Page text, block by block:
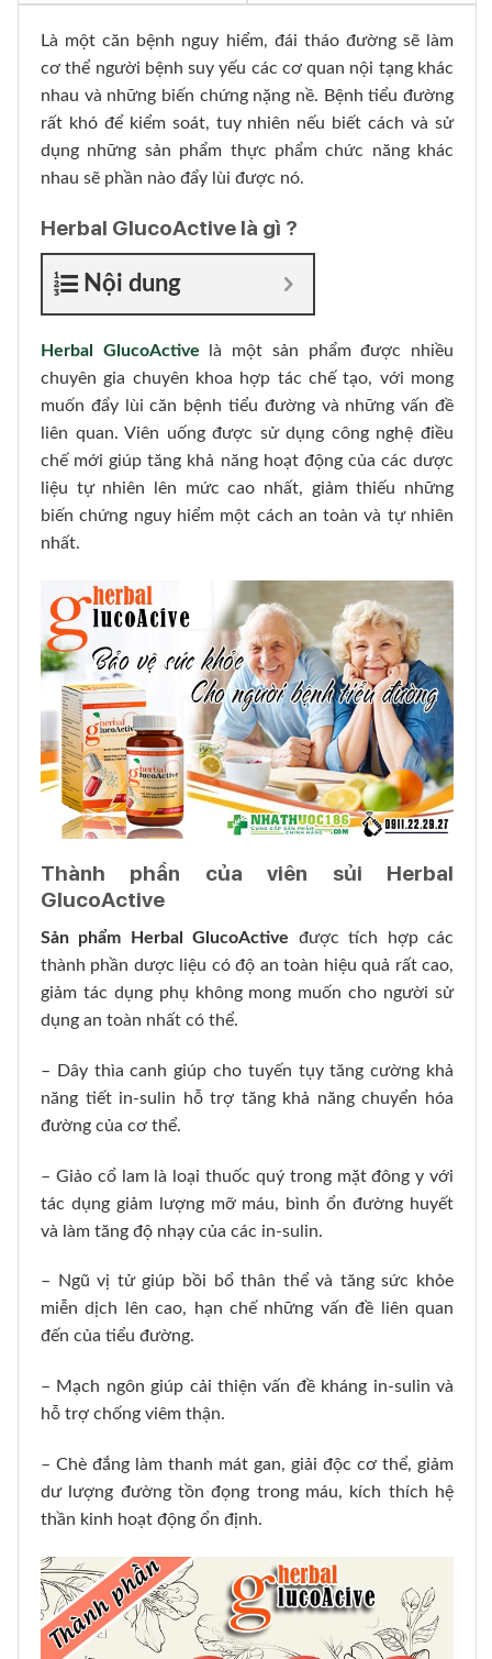
Là một căn bệnh nguy hiểm, đái tháo đường sẽ làm
cơ thể người bệnh suy yếu các cơ quan nội tạng khác
nhau và những biến chứng nặng nề. Bệnh tiểu đường
rất khó để kiểm soát, tuy nhiên nếu biết cách và sử
dụng những sản phẩm thực phẩm chức năng khác
nhau sẽ phần nào đẩy lùi được nó.
Herbal GlucoActive là gì ?
Nội dung
Herbal GlucoActive
là một sản phẩm được nhiều
chuyên gia chuyên khoa hợp tác chế tạo, với mong
muốn đẩy lùi căn bệnh tiểu đường và những vấn đề
liên quan. Viên uống được sử dụng công nghệ điều
chế mới giúp tăng khả năng hoạt động của các dược
liệu tự nhiên lên mức cao nhất, giảm thiếu những
biến chứng nguy hiểm một cách an toàn và tự nhiên
nhất.
Thành phần của viên sủi Herbal
GlucoActive
Sản phẩm Herbal GlucoActive được tích hợp các
thành phần dược liệu có độ an toàn hiệu quả rất cao,
giảm tác dụng phụ không mong muốn cho người sử
dụng an toàn nhất có thể.
– Dây thìa canh giúp cho tuyến tụy tăng cường khả
năng tiết in-sulin hỗ trợ tăng khả năng chuyển hóa
đường của cơ thể.
– Giảo cổ lam là loại thuốc quý trong mặt đông y với
tác dụng giảm lượng mỡ máu, bình ổn đường huyết
và làm tăng độ nhạy của các in-sulin.
– Ngũ vị tử giúp bồi bổ thân thể và tăng sức khỏe
miễn dịch lên cao, hạn chế những vấn đề liên quan
đến của tiểu đường.
– Mạch ngôn giúp cải thiện vấn đề kháng in-sulin và
hỗ trợ chống viêm thận.
– Chè đắng làm thanh mát gan, giải độc cơ thể, giảm
dư lượng đường tồn đọng trong máu, kích thích hệ
thần kinh hoạt động ổn định.